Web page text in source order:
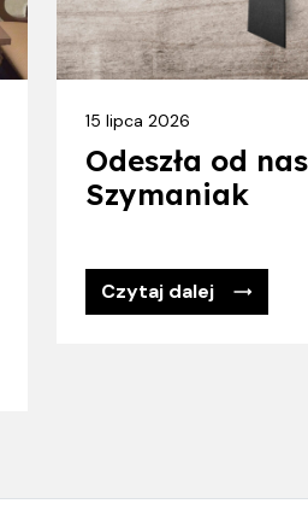
15 lipca 2026
Odeszła od
Szymaniak
Czytaj dalej